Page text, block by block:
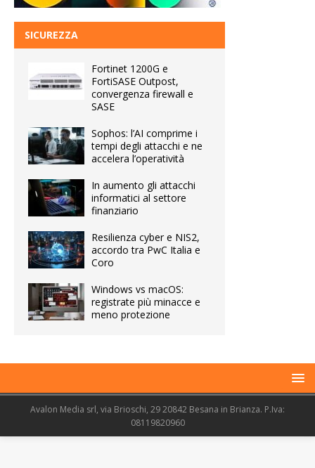
SICUREZZA
Fortinet 1200G e
FortiSASE Outpost,
convergenza firewall e
SASE
Sophos: l’AI comprime i
tempi degli attacchi e ne
accelera l’operatività
In aumento gli attacchi
informatici al settore
finanziario
Resilienza cyber e NIS2,
accordo tra PwC Italia e
Coro
Windows vs macOS:
registrate più minacce e
meno protezione
Avalon Media srl, via Brioschi, 29 20842 Besana in Brianza. P.Iva:
08119820960